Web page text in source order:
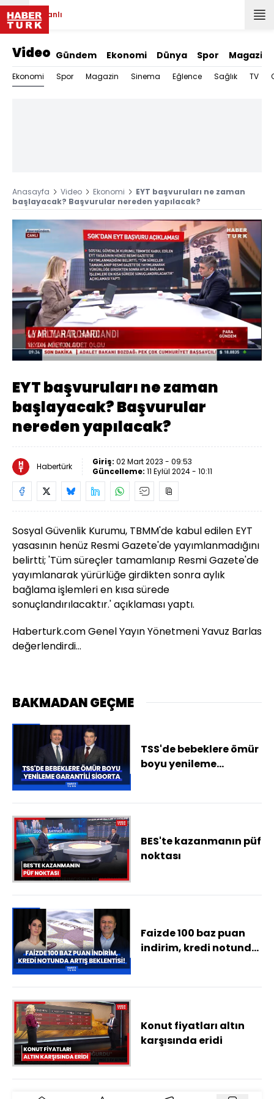
Canlı
Video Gündem Ekonomi Dünya Spor Magazin
Ekonomi Spor Magazin Sinema Eğlence Sağlık TV
Anasayfa Video Ekonomi
EYT başvuruları ne zaman
başlayacak? Başvurular nereden yapılacak?
Sesi
Aç
Yüklendi:
19.41%
Oynatma
Hızı
EYT başvuruları ne zaman
başlayacak? Başvurular
nereden yapılacak?
Habertürk Giriş: 02 Mart 2023 - 09:53
Güncelleme: 11 Eylül 2024 - 10:11
Sosyal Güvenlik Kurumu, TBMM'de kabul edilen EYT
yasasının henüz Resmi Gazete'de yayımlanmadığını
belirtti; 'Tüm süreçler tamamlanıp Resmi Gazete'de
yayımlanarak yürürlüğe girdikten sonra aylık
bağlama işlemleri en kısa sürede
sonuçlandırılacaktır.' açıklaması yaptı.
Haberturk.com Genel Yayın Yönetmeni Yavuz Barlas
değerlendirdi…
BAKMADAN GEÇME
TSS'de bebeklere ömür
boyu yenileme
BES'te kazanmanın püf
noktası
Faizde 100 baz puan
indirim, kredi notunda
açıklayacak
Konut fiyatları altın
karşısında eridi